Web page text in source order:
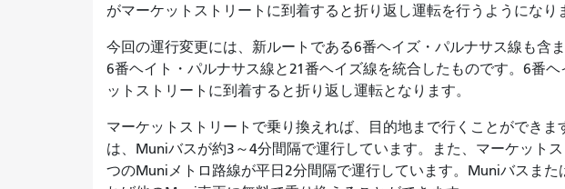
がマーケットストリートに到着すると折り返し運転を行うようになり
今回の運行変更には、新ルートである6番ヘイズ・パルナサス線も含
6番ヘイト・パルナサス線と21番ヘイズ線を統合したものです。6番
ットストリートに到着すると折り返し運転となります。
マーケットストリートで乗り換えれば、目的地まで行くことができ
は、Muniバスが約3～4分間隔で運行しています。また、マーケット
つのMuniメトロ路線が平日2分間隔で運行しています。Muniバスまた